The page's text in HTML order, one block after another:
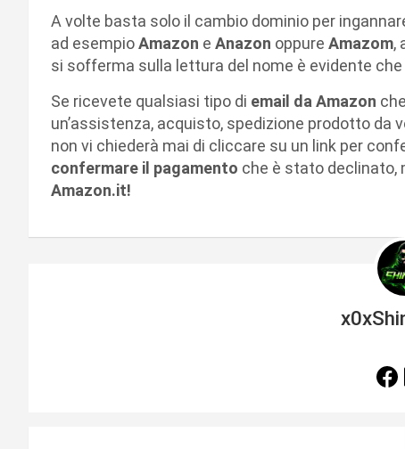
A volte basta solo il cambio dominio per
ad esempioAmazon e Anazon oppure Amazom,
si sofferma sulla lettura del nome è evidente che
Se ricevete qualsiasi tipo di email da Amazon
un’assistenza, acquisto, spedizione prodotto da
non vi chiederà mai di cliccare su un link per
confermare il pagamento che è stato declinato,
Amazon.it!